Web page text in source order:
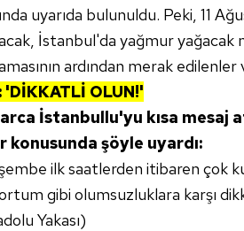
uyarıda bulunuldu. Peki, 11
İstanbul'da yağmur yağacak
ardından merak
'DİKKATLİ OLUN!'
İstanbullu'yu kısa
konusunda şöyle uyardı:
ilk saatlerden itibaren çok
gibi olumsuzluklara karşı
Yakası)